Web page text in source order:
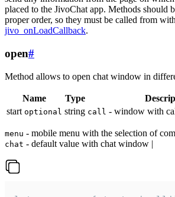
placed to the JivoChat app. Methods should
proper order, so they must be called from
jivo_onLoadCallback.
open#
Method allows to open chat window in
Name Type
start optional string call - window with
menu - mobile menu with the selection of
chat - default value with chat window |